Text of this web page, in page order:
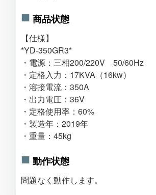
商品状態
【仕様】
*YD-350GR3*
・電源：三相200/220V 50/60Hz
・定格入力：17KVA（16kw）
・溶接電流：350A
・出力電圧：36V
・定格使用率：60%
・製造年：2019年
・重量：45kg
動作状態
問題なく動作します。